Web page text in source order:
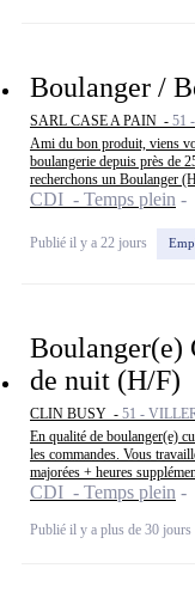
Boulanger /
SARL CASE A PAIN - 51
Ami du bon produit, viens
boulangerie depuis près de
recherchons un Boulanger
CDI - Temps plein
Publié il y a 22 jours
Boulanger(e)
de nuit (H/F)
CLIN BUSY - 51 -
En qualité de boulanger(e)
les commandes. Vous
majorées + heures
CDI - Temps plein
Publié il y a plus de 30 jours